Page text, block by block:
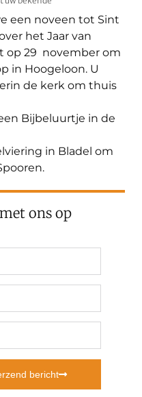
een noveen tot Sint
het Jaar van
op 29 november om
in Hoogeloon. U
de kerk om thuis
Bijbeluurtje in de
in Bladel om
ons op
bericht